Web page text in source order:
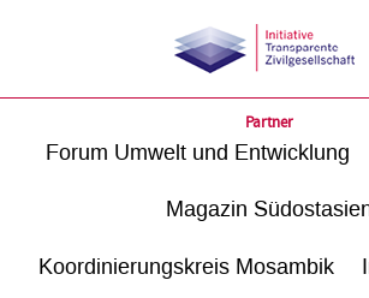
Partner
Forum Umwelt und Entwicklung
Magazin
Koordinierungskreis Mosambik